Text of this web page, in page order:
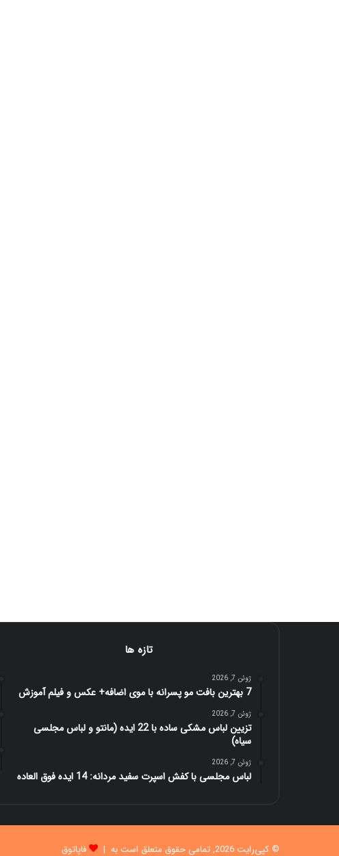
تازه ها
ژوئن 7, 2026
7 بهترین بافت مو پسرانه با موی اضافه+ عکس و فیلم آموزش
ژوئن 7, 2026
تزیین لباس مشکی ساده با 22 ایده (مانتو و لباس مجلسی
سیاه)
ژوئن 7, 2026
لباس مجلسی با کفش اسپرت سفید مردانه: 14 ایده فوق العاده
© کپی‌رایت 2026, تمامی حقوق متعلق است به | فاپاتوق